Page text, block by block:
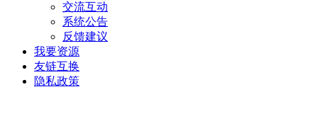
交流互动
系统公告
反馈建议
我要资源
友链互换
隐私政策